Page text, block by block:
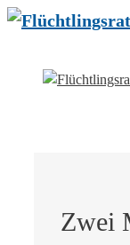
Zum
Zwei